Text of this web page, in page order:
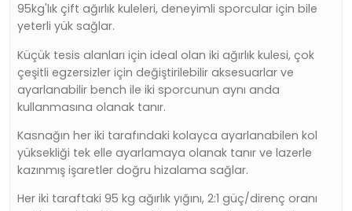
95kg'lık çift ağırlık kuleleri, deneyimli sporcular için bile
yeterli yük sağlar.
Küçük tesis alanları için ideal olan iki ağırlık kulesi, çok
çeşitli egzersizler için değiştirilebilir aksesuarlar ve
ayarlanabilir bench ile iki sporcunun aynı anda
kullanmasına olanak tanır.
Kasnağın her iki tarafındaki kolayca ayarlanabilen kol
yüksekliği tek elle ayarlamaya olanak tanır ve lazerle
kazınmış işaretler doğru hizalama sağlar.
Her iki taraftaki 95 kg ağırlık yığını, 2:1 güç/direnç oranı